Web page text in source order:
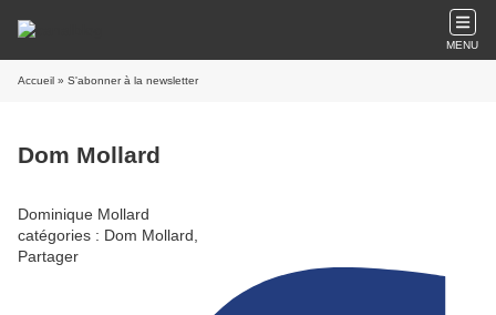
MENU
Accueil » S'abonner à la newsletter
Dom Mollard
Dominique Mollard
catégories : Dom Mollard,
Partager